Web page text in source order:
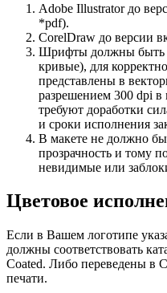
Adobe Illustrator до
*pdf).
CorelDraw до версии
Шрифты должны быть
кривые), для
представлены в
разрешением 300 dpi
требуют доработки
и сроки исполнения
В макете не должно
прозрачность и тому
невидимые или
Цветовое
Если в Вашем логотипе
должны соответствовать
Coated. Либо переведены в
печати.